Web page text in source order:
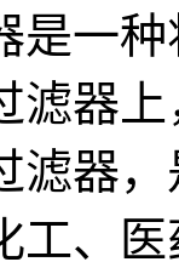
是一
滤器
滤器
工、